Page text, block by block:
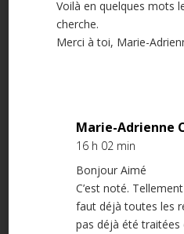
Voilà en quelques mots
cherche.
Merci à toi, Marie-
Marie-Adrienne
16 h 02 min
Bonjour Aimé
C’est noté.
faut déjà toutes les
pas déjà été traitées